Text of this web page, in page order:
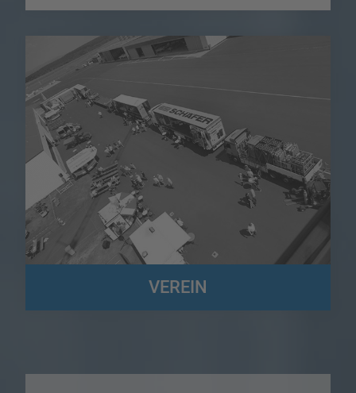
Hier könnt ihr euch umfassend informieren...
VEREIN